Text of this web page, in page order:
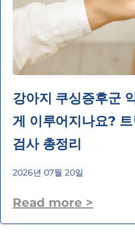
강아지 쿠싱증후군
게 이루어지나요?
검사 총정리
2026년 07월 20일
Read more >